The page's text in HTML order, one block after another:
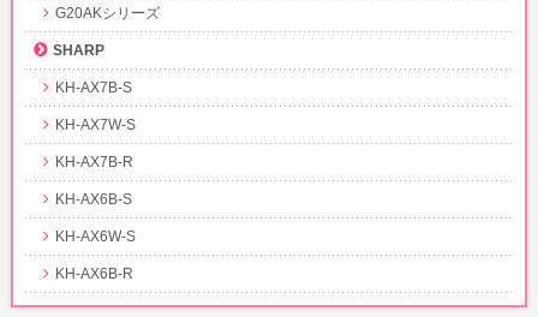
G20AKシリーズ
SHARP
KH-AX7B-S
KH-AX7W-S
KH-AX7B-R
KH-AX6B-S
KH-AX6W-S
KH-AX6B-R